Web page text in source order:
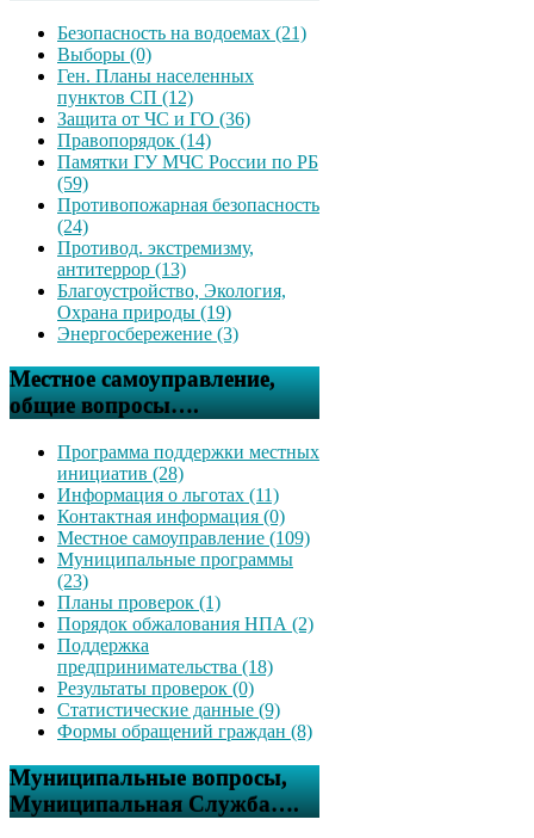
Безопасность на водоемах (21)
Выборы (0)
Ген. Планы населенных
пунктов СП (12)
Защита от ЧС и ГО (36)
Правопорядок (14)
Памятки ГУ МЧС России по РБ
(59)
Противопожарная безопасность
(24)
Противод. экстремизму,
антитеррор (13)
Благоустройство, Экология,
Охрана природы (19)
Энергосбережение (3)
Местное самоуправление,
общие вопросы….
Программа поддержки местных
инициатив (28)
Информация о льготах (11)
Контактная информация (0)
Местное самоуправление (109)
Муниципальные программы
(23)
Планы проверок (1)
Порядок обжалования НПА (2)
Поддержка
предпринимательства (18)
Результаты проверок (0)
Статистические данные (9)
Формы обращений граждан (8)
Муниципальные вопросы,
Муниципальная Служба….